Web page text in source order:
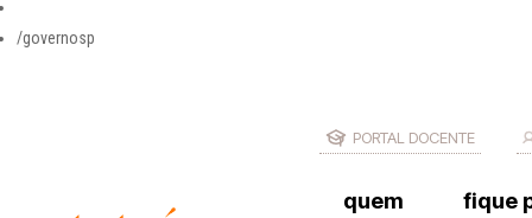
/governosp
PORTAL DOCENTE
quem
fique